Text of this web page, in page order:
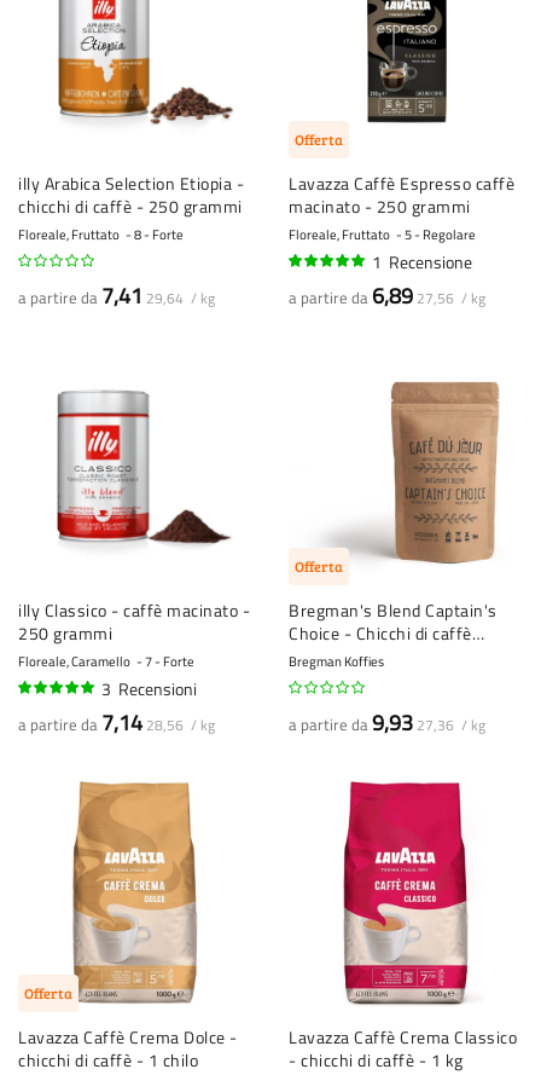
illy Arabica Selection Etiopia -
chicchi di caffè - 250 grammi
Floreale, Fruttato 8 - Forte
a partire da 7,41 29,64 / kg
Offerta
Lavazza Caffè Espresso caffè
macinato - 250 grammi
Floreale, Fruttato 5 - Regolare
1 Recensione
a partire da 6,89 27,56 / kg
illy Classico - caffè macinato -
250 grammi
Floreale, Caramello 7 - Forte
3 Recensioni
a partire da 7,14 28,56 / kg
Offerta
Bregman's Blend Captain's
Choice - Chicchi di caffè
freschi
Bregman Koffies
a partire da9,93 27,36 / kg
Offerta
Lavazza Caffè Crema Dolce -
chicchi di caffè - 1 chilo
Lavazza Caffè Crema Classico
- chicchi di caffè - 1 kg